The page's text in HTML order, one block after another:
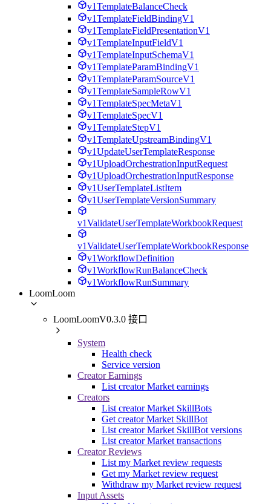
v1TemplateBalanceCheck
v1TemplateFieldBindingV1
v1TemplateFieldPresentationV1
v1TemplateInputFieldV1
v1TemplateInputSchemaV1
v1TemplateParamBindingV1
v1TemplateParamSourceV1
v1TemplateSampleRowV1
v1TemplateSpecMetaV1
v1TemplateSpecV1
v1TemplateStepV1
v1TemplateUpstreamBindingV1
v1UpdateUserTemplateResponse
v1UploadOrchestrationInputRequest
v1UploadOrchestrationInputResponse
v1UserTemplateListItem
v1UserTemplateVersionSummary
v1ValidateUserTemplateWorkbookRequest
v1ValidateUserTemplateWorkbookResponse
v1WorkflowDefinition
v1WorkflowRunBalanceCheck
v1WorkflowRunSummary
LoomLoom
LoomLoomV0.3.0 接口
System
Health check
Service version
Creator Earnings
List creator Market earnings
Creators
List creator Market SkillBots
Get creator Market SkillBot
List creator Market SkillBot versions
List creator Market transactions
Creator Reviews
List my Market review requests
Get my Market review request
Withdraw my Market review request
Input Assets